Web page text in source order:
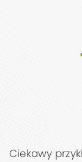
Ciekawy